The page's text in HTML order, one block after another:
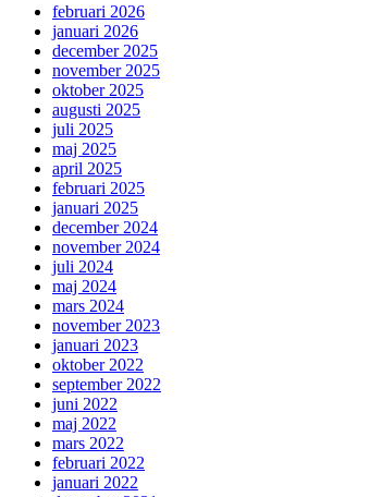
februari 2026
januari 2026
december 2025
november 2025
oktober 2025
augusti 2025
juli 2025
maj 2025
april 2025
februari 2025
januari 2025
december 2024
november 2024
juli 2024
maj 2024
mars 2024
november 2023
januari 2023
oktober 2022
september 2022
juni 2022
maj 2022
mars 2022
februari 2022
januari 2022